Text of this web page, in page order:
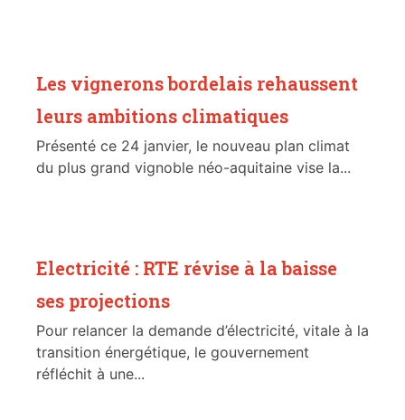
Les vignerons bordelais rehaussent
leurs ambitions climatiques
Présenté ce 24 janvier, le nouveau plan climat
du plus grand vignoble néo-aquitaine vise la...
Electricité : RTE révise à la baisse
ses projections
Pour relancer la demande d’électricité, vitale à la
transition énergétique, le gouvernement
réfléchit à une...